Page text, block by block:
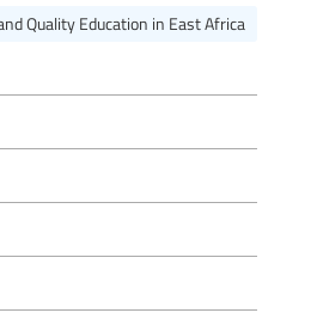
Quality Education in East Africa